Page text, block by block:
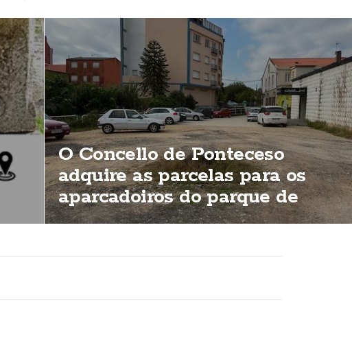
O Concello de Ponteceso
adquire as parcelas para os
aparcadoiros do parque de
Bouzas